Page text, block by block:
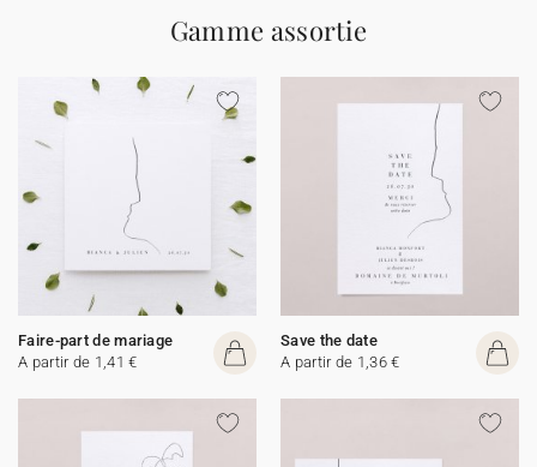
Gamme assortie
Faire-part de mariage
A partir de 1,41 €
Save the date
A partir de 1,36 €